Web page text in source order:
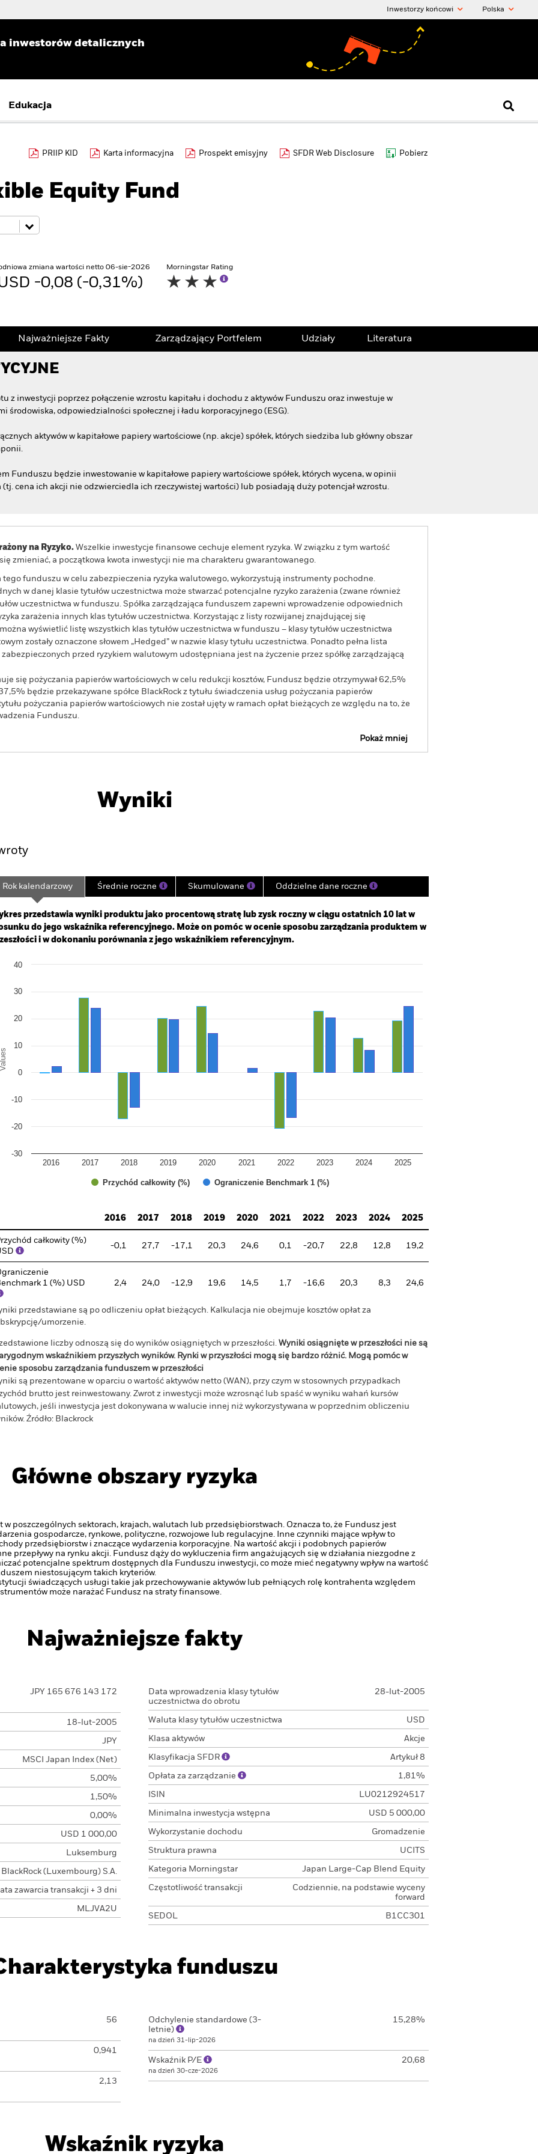
Inwestorzy końcowi Polska
inwestorów detalicznych
Edukacja
PRIIP KID Karta informacyjna Prospekt emisyjny SFDR Web Disclosure Pobierz
Equity Fund
zmiana wartości netto 06-sie-2026
-0,08 (-0,31%)
Morningstar Rating
Najważniejsze Fakty Zarządzający Portfelem Udziały Literatura
z inwestycji poprzez połączenie wzrostu kapitału i dochodu z aktywów Funduszu oraz inwestuje w
środowiska, odpowiedzialności społecznej i ładu korporacyjnego (ESG).
aktywów w kapitałowe papiery wartościowe (np. akcje) spółek, których siedziba lub główny obszar
Funduszu będzie inwestowanie w kapitałowe papiery wartościowe spółek, których wycena, w opinii
cena ich akcji nie odzwierciedla ich rzeczywistej wartości) lub posiadają duży potencjał wzrostu.
na Ryzyko. Wszelkie inwestycje finansowe cechuje element ryzyka. W związku z tym wartość
zmieniać, a początkowa kwota inwestycji nie ma charakteru gwarantowanego.
tego funduszu w celu zabezpieczenia ryzyka walutowego, wykorzystują instrumenty pochodne.
w danej klasie tytułów uczestnictwa może stwarzać potencjalne ryzyko zarażenia (zwane również
uczestnictwa w funduszu. Spółka zarządzająca funduszem zapewni wprowadzenie odpowiednich
zarażenia innych klas tytułów uczestnictwa. Korzystając z listy rozwijanej znajdującej się
wyświetlić listę wszystkich klas tytułów uczestnictwa w funduszu – klasy tytułów uczestnictwa
zostały oznaczone słowem „Hedged” w nazwie klasy tytułu uczestnictwa. Ponadto pełna lista
przed ryzykiem walutowym udostępniana jest na życzenie przez spółkę zarządzającą
się pożyczania papierów wartościowych w celu redukcji kosztów, Fundusz będzie otrzymywał 62,5%
będzie przekazywane spółce BlackRock z tytułu świadczenia usług pożyczania papierów
pożyczania papierów wartościowych nie został ujęty w ramach opłat bieżących ze względu na to, że
Funduszu.
Pokaż mniej
Wyniki
2005-01-01 00:00:00 to 2026-07-31 00:00:00.
-160 to 320.
Rok kalendarzowy Średnie roczne Skumulowane Oddzielne dane roczne
przedstawia wyniki produktu jako procentową stratę lub zysk roczny w ciągu ostatnich 10 lat w
do jego wskaźnika referencyjnego. Może on pomóc w ocenie sposobu zarządzania produktem w
i w dokonaniu porównania z jego wskaźnikiem referencyjnym.
chart with 2 data series.
chart has 1 Y axis displaying Values. Range: -30 to 40.
Values
Przychód całkowity (%) Ograniczenie Benchmark 1 (%)
2016 2017 2018 2019 2020 2021 2022 2023 2024 2025
-30
-20
-10
0
10
20
30
40
2016
2017 2018 2019 2020 2021 2022 2023 2024 2025
całkowity (%)
-0,1 27,7 -17,1 20,3 24,6 0,1 -20,7 22,8 12,8 19,2
1 (%) USD
2,4 24,0 -12,9 19,6 14,5 1,7 -16,6 20,3 8,3 24,6
przedstawiane są po odliczeniu opłat bieżących. Kalkulacja nie obejmuje kosztów opłat za
umorzenie.
liczby odnoszą się do wyników osiągniętych w przeszłości. Wyniki osiągnięte w przeszłości nie są
wskaźnikiem przyszłych wyników. Rynki w przyszłości mogą się bardzo różnić. Mogą pomóc w
sposobu zarządzania funduszem w przeszłości
są prezentowane w oparciu o wartość aktywów netto (WAN), przy czym w stosownych przypadkach
brutto jest reinwestowany. Zwrot z inwestycji może wzrosnąć lub spaść w wyniku wahań kursów
jeśli inwestycja jest dokonywana w walucie innej niż wykorzystywana w poprzednim obliczeniu
Źródło: Blackrock
Główne obszary ryzyka
w poszczególnych sektorach, krajach, walutach lub przedsiębiorstwach. Oznacza to, że Fundusz jest
gospodarcze, rynkowe, polityczne, rozwojowe lub regulacyjne. Inne czynniki mające wpływ to
przedsiębiorstw i znaczące wydarzenia korporacyjne. Na wartość akcji i podobnych papierów
przepływy na rynku akcji. Fundusz dąży do wykluczenia firm angażujących się w działania niezgodne z
potencjalne spektrum dostępnych dla Funduszu inwestycji, co może mieć negatywny wpływ na wartość
niestosującym takich kryteriów.
świadczących usługi takie jak przechowywanie aktywów lub pełniących rolę kontrahenta względem
może narażać Fundusz na straty finansowe.
Najważniejsze fakty
JPY 165 676 143 172
18-lut-2005
JPY
MSCI Japan Index (Net)
5,00%
1,50%
0,00%
USD 1 000,00
Luksemburg
BlackRock (Luxembourg) S.A.
zawarcia transakcji + 3 dni
MLJVA2U
Data wprowadzenia klasy tytułów
uczestnictwa do obrotu
28-lut-2005
Waluta klasy tytułów uczestnictwa USD
Klasa aktywów Akcje
Klasyfikacja SFDR Artykuł 8
Opłata za zarządzanie 1,81%
ISIN LU0212924517
Minimalna inwestycja wstępna USD 5 000,00
Wykorzystanie dochodu Gromadzenie
Struktura prawna UCITS
Kategoria Morningstar Japan Large-Cap Blend Equity
Częstotliwość transakcji
Codziennie, na podstawie wyceny
forward
SEDOL B1CC301
funduszu
56
0,941
2,13
Odchylenie standardowe (3-
letnie)
na dzień 31-lip-2026
15,28%
Wskaźnik P/E
na dzień 30-cze-2026
20,68
Wskaźnik ryzyka